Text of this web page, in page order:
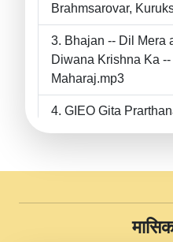
Brahmsarovar,
Bhajan -- Dil Mera
Diwana Krishna Ka
Maharaj.mp3
GIEO Gita
II Swami Gyananand
JINU SATGURU